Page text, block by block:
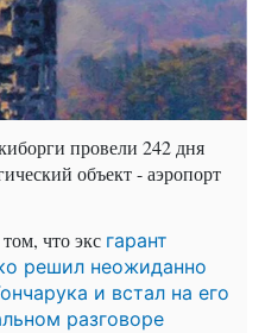
провели 242 дня
объект - аэропорт
что экс гарант
решил неожиданно
и встал на его
разговоре